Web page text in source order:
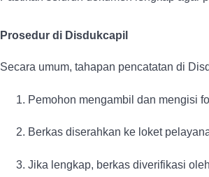
Prosedur di Disdukcapil
Secara umum, tahapan pencatatan di
Pemohon mengambil dan mengisi
Berkas diserahkan ke loket
Jika lengkap, berkas diverifikasi